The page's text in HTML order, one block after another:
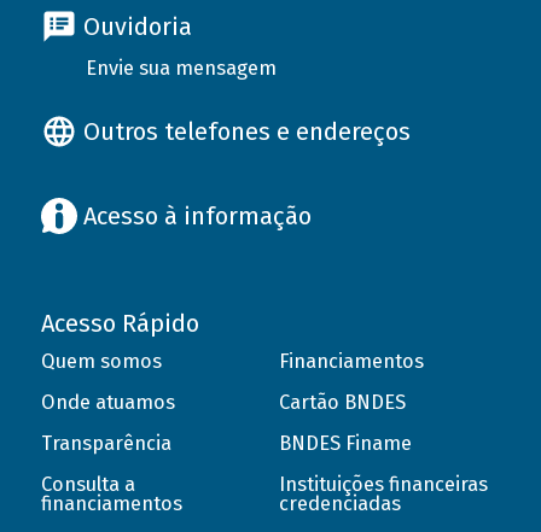
Ouvidoria
Envie sua mensagem
Outros telefones e endereços
Acesso à informação
Acesso Rápido
Quem somos
Onde atuamos
Transparência
Consulta a
financiamentos
Financiamentos
Cartão BNDES
BNDES Finame
Instituições financeiras
credenciadas